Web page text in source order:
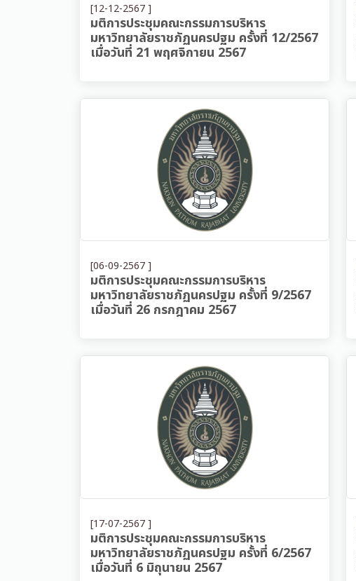
[12-12-2567 ]
มติการประชุมคณะกรรมการบริหาร
มหาวิทยาลัยราชภัฏนครปฐม ครั้งที่ 12/2567
เมื่อวันที่ 21 พฤศจิกายน 2567
[06-09-2567 ]
มติการประชุมคณะกรรมการบริหาร
มหาวิทยาลัยราชภัฏนครปฐม ครั้งที่ 9/2567
เมื่อวันที่ 26 กรกฎาคม 2567
[17-07-2567 ]
มติการประชุมคณะกรรมการบริหาร
มหาวิทยาลัยราชภัฏนครปฐม ครั้งที่ 6/2567
เมื่อวันที่ 6 มิถุนายน 2567